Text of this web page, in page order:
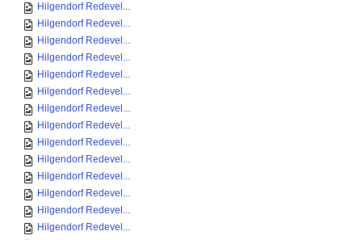
Hilgendorf Redevel...
Hilgendorf Redevel...
Hilgendorf Redevel...
Hilgendorf Redevel...
Hilgendorf Redevel...
Hilgendorf Redevel...
Hilgendorf Redevel...
Hilgendorf Redevel...
Hilgendorf Redevel...
Hilgendorf Redevel...
Hilgendorf Redevel...
Hilgendorf Redevel...
Hilgendorf Redevel...
Hilgendorf Redevel...